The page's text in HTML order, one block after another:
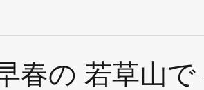
春の 若草山で